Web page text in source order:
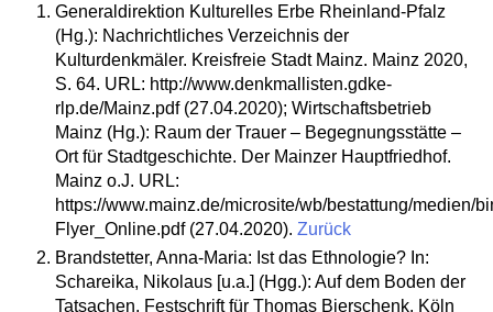
Generaldirektion Kulturelles Erbe Rheinland-Pfalz
(Hg.): Nachrichtliches Verzeichnis der
Kulturdenkmäler. Kreisfreie Stadt Mainz. Mainz 2020,
S. 64. URL: http://www.denkmallisten.gdke-
rlp.de/Mainz.pdf (27.04.2020); Wirtschaftsbetrieb
Mainz (Hg.): Raum der Trauer – Begegnungsstätte –
Ort für Stadtgeschichte. Der Mainzer Hauptfriedhof.
Mainz o.J. URL:
https://www.mainz.de/microsite/wb/bestattung/medien/
Flyer_Online.pdf (27.04.2020). Zurück
Brandstetter, Anna-Maria: Ist das Ethnologie? In:
Schareika, Nikolaus [u.a.] (Hgg.): Auf dem Boden der
Tatsachen. Festschrift für Thomas Bierschenk. Köln